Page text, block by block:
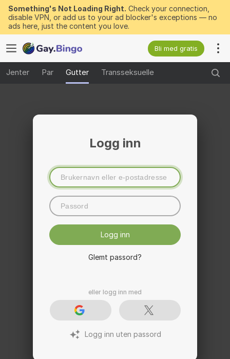
Something's Not Loading Right. Check your connection,
disable VPN, or add us to your ad blocker's exceptions — no
ads here, just the content you love.
Bli med gratis
Jenter Par Gutter Transseksuelle
Logg inn
Logg inn
Glemt passord?
eller logg inn med
Logg inn uten passord